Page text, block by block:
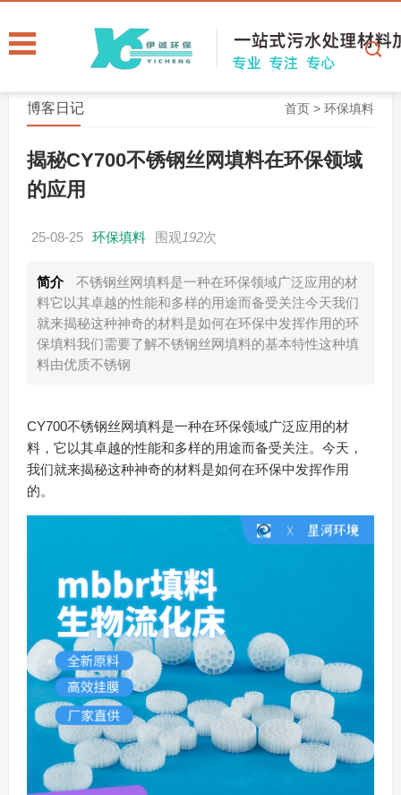
首页 >环保填料
博客日记
揭秘CY700不锈钢丝网填料在环保领域
的应用
25-08-25 环保填料 围观 192次
简介
不锈钢丝网填料是一种在环保领域广泛应用的材
料它以其卓越的性能和多样的用途而备受关注今天我们
就来揭秘这种神奇的材料是如何在环保中发挥作用的环
保填料我们需要了解不锈钢丝网填料的基本特性这种填
料由优质不锈钢
CY700不锈钢丝网填料是一种在环保领域广泛应用的材
料，它以其卓越的性能和多样的用途而备受关注。今天，
我们就来揭秘这种神奇的材料是如何在环保中发挥作用
的。